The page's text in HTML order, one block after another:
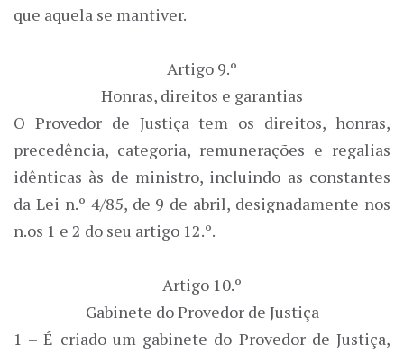
que aquela se mantiver.
Artigo 9.º
Honras, direitos e garantias
O Provedor de Justiça tem os direitos, honras,
precedência, categoria, remunerações e regalias
idênticas às de ministro, incluindo as constantes
da Lei n.º 4/85, de 9 de abril, designadamente nos
n.os 1 e 2 do seu artigo 12.º.
Artigo 10.º
Gabinete do Provedor de Justiça
1 – É criado um gabinete do Provedor de Justiça,